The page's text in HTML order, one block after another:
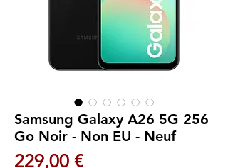
Samsung Galaxy A26 5G 256
Go Noir - Non EU - Neuf
229,00 €Prix